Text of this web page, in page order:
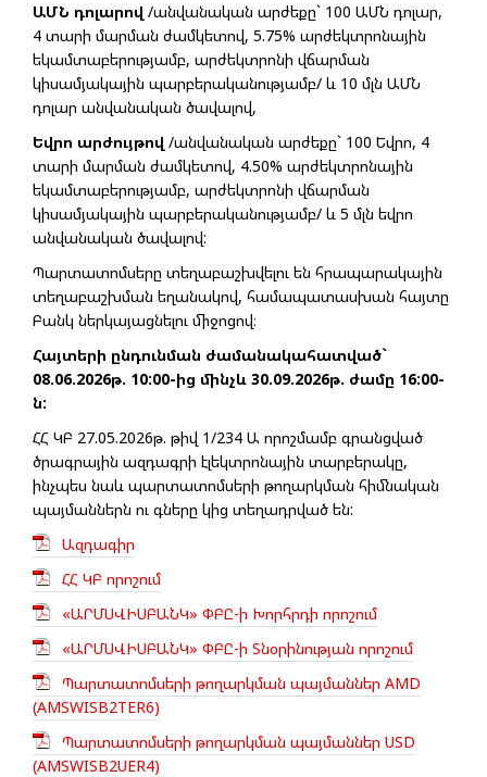
ԱՄՆ դոլարով /անվանական արժեքը` 100 ԱՄՆ դոլար,
4 տարի մարման ժամկետով, 5.75% արժեկտրոնային
եկամտաբերությամբ, արժեկտրոնի վճարման
կիսամյակային պարբերականությամբ/ և 10 մլն ԱՄՆ
դոլար անվանական ծավալով,
Եվրո արժույթով /անվանական արժեքը` 100 Եվրո, 4
տարի մարման ժամկետով, 4.50% արժեկտրոնային
եկամտաբերությամբ, արժեկտրոնի վճարման
կիսամյակային պարբերականությամբ/ և 5 մլն եվրո
անվանական ծավալով:
Պարտատոմսերը տեղաբաշխվելու են հրապարակային
տեղաբաշխման եղանակով, համապատասխան հայտը
Բանկ ներկայացնելու միջոցով։
Հայտերի ընդունման ժամանակահատված`
08.06.2026թ. 10:00-ից մինչև 30.09.2026թ. ժամը 16:00-
ն:
ՀՀ ԿԲ 27.05.2026թ. թիվ 1/234 Ա որոշմամբ գրանցված
ծրագրային ազդագրի էլեկտրոնային տարբերակը,
ինչպես նաև պարտատոմսերի թողարկման հիմնական
պայմաններն ու գները կից տեղադրված են:
Ազդագիր
ՀՀ ԿԲ որոշում
«ԱՐՄՍՎԻՍԲԱՆԿ» ՓԲԸ-ի Խորհրդի որոշում
«ԱՐՄՍՎԻՍԲԱՆԿ» ՓԲԸ-ի Տնօրինության որոշում
Պարտատոմսերի թողարկման պայմաններ AMD
(AMSWISB2TER6)
Պարտատոմսերի թողարկման պայմաններ USD
(AMSWISB2UER4)